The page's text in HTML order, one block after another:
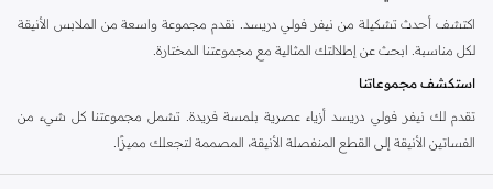
اكتشف أحدث تشكيلة من نيفر فولي دريسد. نقدم مجموعة واسعة من الملابس الأنيقة
لكل مناسبة. ابحث عن إطلالتك المثالية مع مجموعتنا المختارة.
استكشف مجموعاتنا
تقدم لك نيفر فولي دريسد أزياء عصرية بلمسة فريدة. تشمل مجموعتنا كل شيء من
الفساتين الأنيقة إلى القطع المنفصلة الأنيقة، المصممة لتجعلك مميزًا.
الميزات الرئيسية: